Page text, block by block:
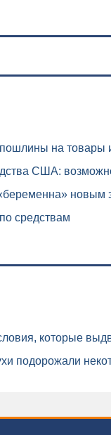
на товары
США:
новым
средствам
которые
подорожали